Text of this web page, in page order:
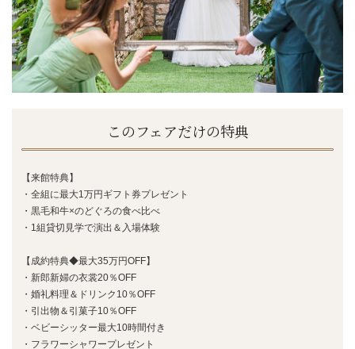
このフェアだけの特典
【来館特典】
・全組に最大1万円ギフト券プレゼント
・黒毛和牛×のどぐろの食べ比べ
・1組貸切見学で演出＆入場体験
【成約特典◆最大35万円OFF】
・新郎新婦の衣裳20％OFF
・婚礼料理＆ドリンク10％OFF
・引出物＆引菓子10％OFF
・ベビーシッター最大10時間付き
・フラワーシャワープレゼント